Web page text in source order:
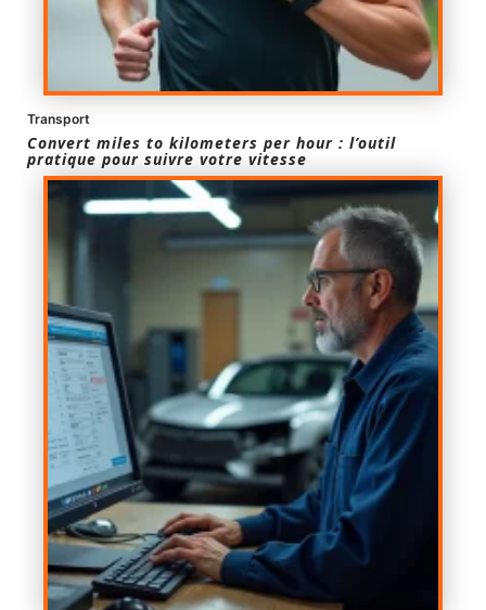
Transport
Convert miles to kilometers per hour : l’outil
pratique pour suivre votre vitesse